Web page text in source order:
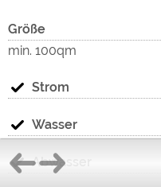
Größe
min. 100qm
Strom
Wasser
Abwasser